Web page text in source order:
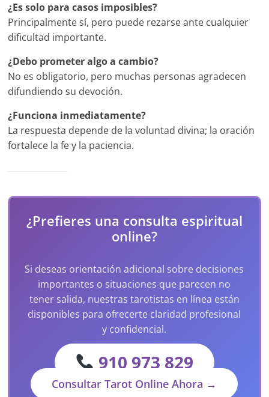
¿Es solo para casos imposibles?
Principalmente sí, pero puede rezarse ante cualquier
dificultad importante.
¿Debo prometer algo a cambio?
No es obligatorio, pero muchas personas agradecen
difundiendo su devoción.
¿Funciona inmediatamente?
La respuesta depende de la voluntad divina; la oración
fortalece la fe y la paciencia.
¿Prefieres una consulta espiritual
online?
Si deseas orientación adicional sobre decisiones
importantes o situaciones que parecen no
tener salida, nuestras tarotistas en línea están
disponibles para ofrecerte claridad profesional
y confidencial.
910 973 829
Consultar Tarot Online Ahora →